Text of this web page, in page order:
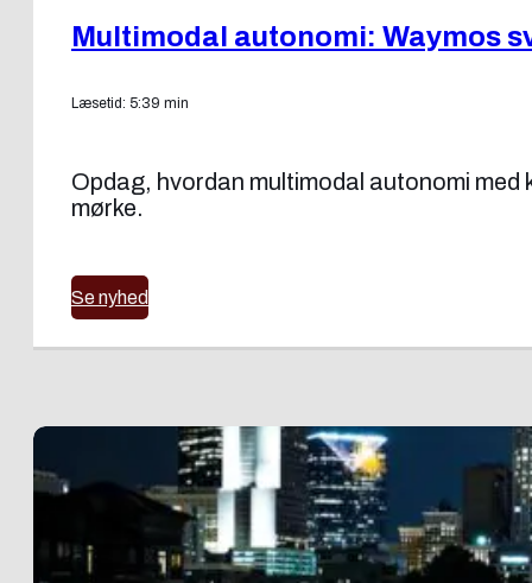
Multimodal autonomi: Waymos
Læsetid: 5:39 min
Opdag, hvordan multimodal autonomi
mørke.
Se nyhed